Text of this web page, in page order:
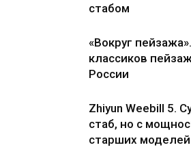
стабом
«Вокруг
классиков
России
Zhiyun Weebill 5.
стаб, но с
старших моделей